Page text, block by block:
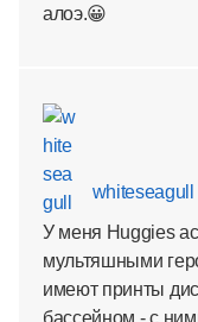
алоэ.😀
whiteseagull
У меня Huggies
мультяшными
имеют принты
бассейном - с